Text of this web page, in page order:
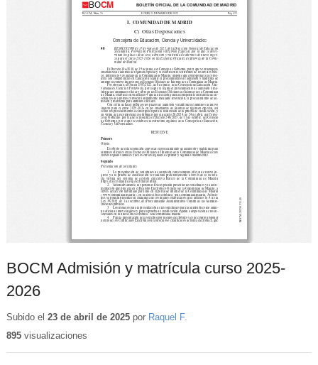
BOCM Admisión y matrícula curso 2025-
2026
Subido el 23 de abril de 2025por Raquel F.
895visualizaciones